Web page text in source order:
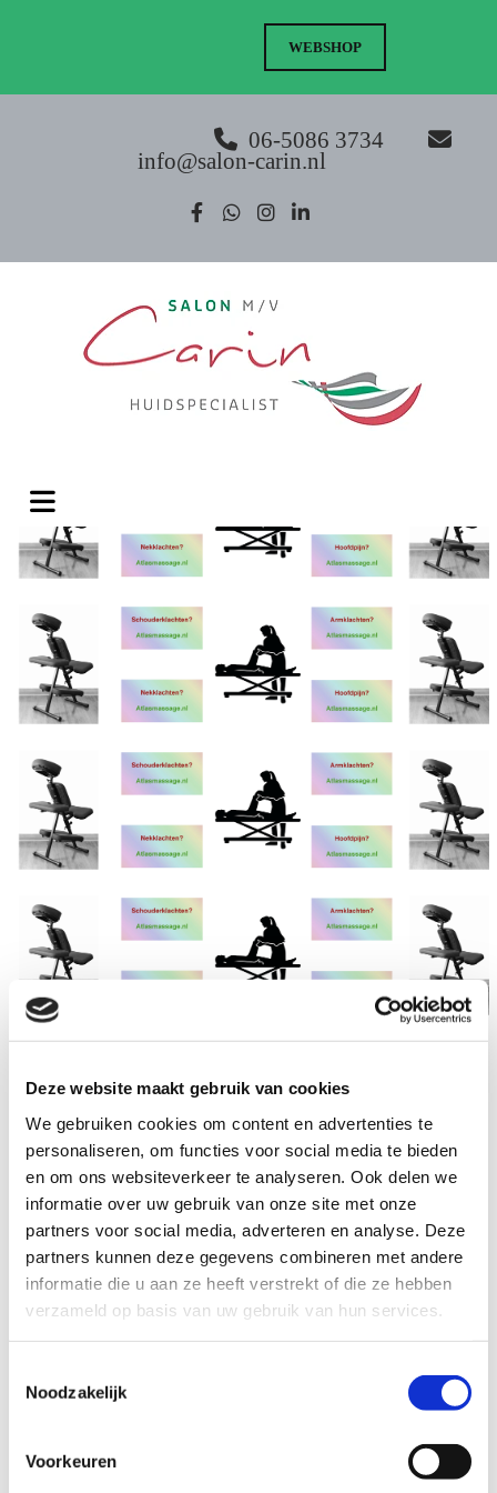
Deze website maakt gebruik van cookies
We gebruiken cookies om content en advertenties te
personaliseren, om functies voor social media te bieden
en om ons websiteverkeer te analyseren. Ook delen we
informatie over uw gebruik van onze site met onze
partners voor social media, adverteren en analyse. Deze
partners kunnen deze gegevens combineren met andere
informatie die u aan ze heeft verstrekt of die ze hebben
verzameld op basis van uw gebruik van hun services.
Noodzakelijk
Voorkeuren
WEBSHOP
 06-5086 3734 
info@salon-carin.nl
Massage
Bij Salon Carin kun je terecht voor diverse
massages. Het beste kun je contact met Salon
Carin opnemen om te weten wat Salon Carin voor
jou kan betekenen.
Stoelmassage
armen is een stoelmassage zeer geschikt; kort en
behandelingen. De techniek die wordt toegepast